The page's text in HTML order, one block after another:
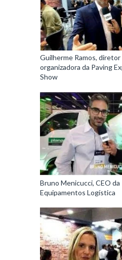
Guilherme Ramos, diretor
organizadora da Paving
Show
Bruno Menicucci, CEO da
Equipamentos Logística